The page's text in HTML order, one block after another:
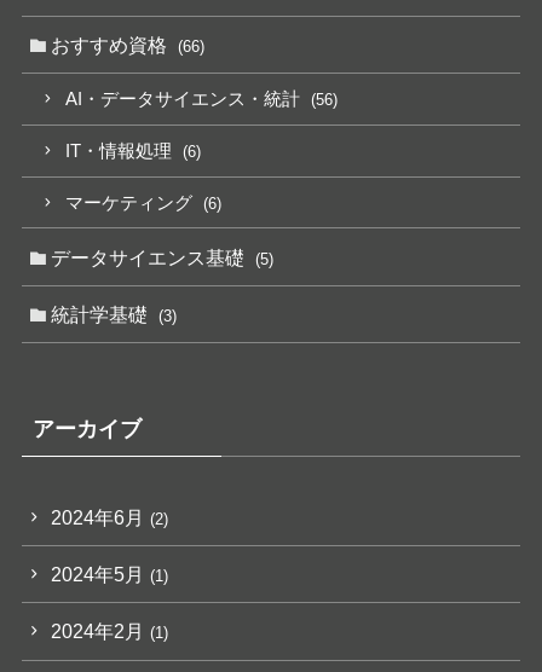
おすすめ資格 (66)
AI・データサイエンス・統計 (56)
IT・情報処理 (6)
マーケティング (6)
データサイエンス基礎 (5)
統計学基礎 (3)
アーカイブ
2024年6月 (2)
2024年5月 (1)
2024年2月 (1)